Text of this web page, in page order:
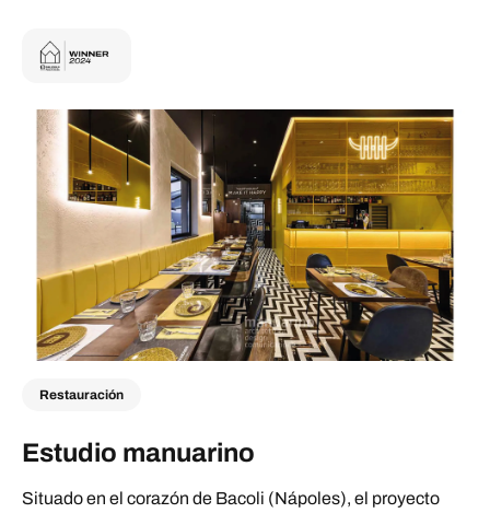
Restauración
Estudio manuarino
Situado en el corazón de Bacoli (Nápoles), el proyecto